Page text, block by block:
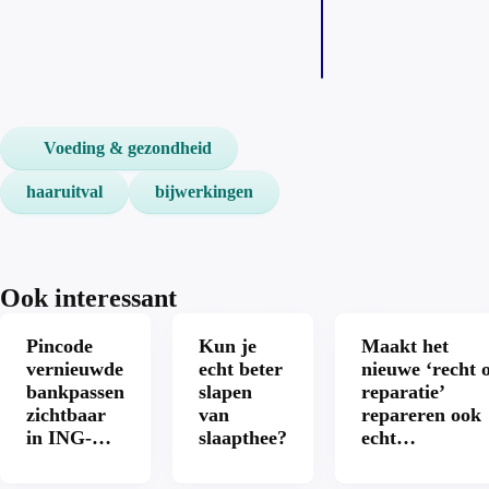
Voeding & gezondheid
haaruitval bijwerkingen
Ook interessant
Pincode
vernieuwde
bankpassen
zichtbaar
in ING-
Kun je
echt beter
slapen
van
slaapthee?
Maakt het
nieuwe ‘recht
reparatie’
repareren ook
echt